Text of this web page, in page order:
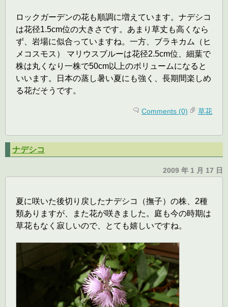
ロックガーデンの花も順調に増えています。ナデシコ
は花径1.5cm位の大きさです。あまり草丈も高くなら
ず、岩場に似合っていますね。一方、ブラキカム（ヒ
メコスモス） マリウスブルーは花径2.5cm位、細葉で
株は丸くなり一株で50cm以上のボリュームになると
いいます。日本の蒸し暑い夏にも強く、長期間楽しめ
る花だそうです。
Comments (0) 草花
ナデシコ
2009 年 1 月 17 日
夏に咲いた後切り戻したナデシコ（撫子）の株、2種
類ありますが、また花が咲きました。庭も今の時期は
草花もなく寂しいので、とても嬉しいですね。